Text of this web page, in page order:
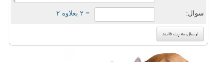
سوال: = ۲ بعلاوه ۲